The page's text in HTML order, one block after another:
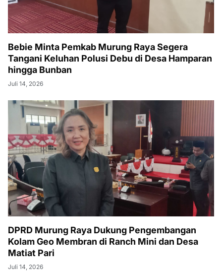
Bebie Minta Pemkab Murung Raya Segera
Tangani Keluhan Polusi Debu di Desa Hamparan
hingga Bunban
Juli 14, 2026
DPRD Murung Raya Dukung Pengembangan
Kolam Geo Membran di Ranch Mini dan Desa
Matiat Pari
Juli 14, 2026